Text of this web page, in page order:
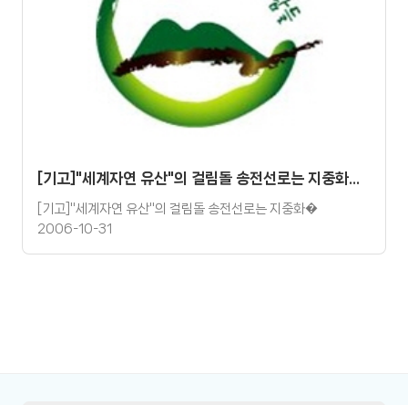
[기고]"세계자연 유산"의 걸림돌 송전선로는 지중화되어야
[기고]"세계자연 유산"의 걸림돌 송전선로는 지중화�
2006-10-31